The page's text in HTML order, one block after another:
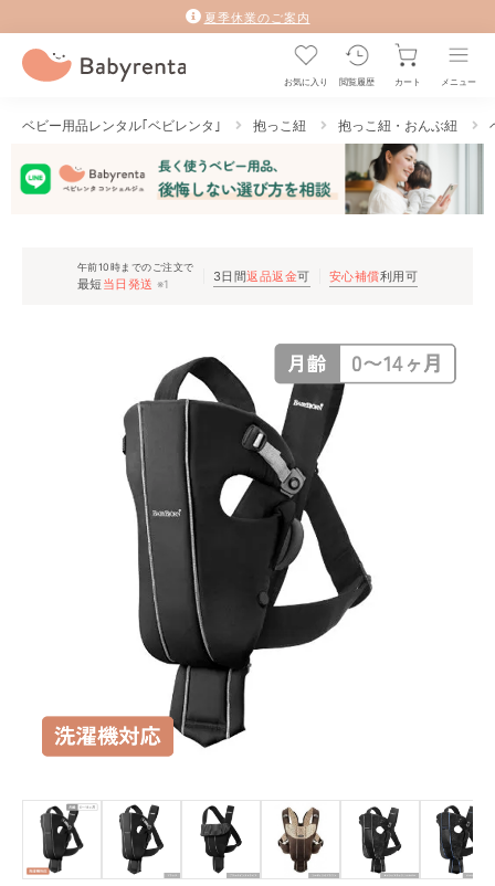
夏季休業のご案内
お気に入り 閲覧履歴 カート メニュー
ベビー用品レンタル｢ベビレンタ｣ 抱っこ紐 抱っこ紐・おんぶ紐
午前10時までのご注文で
最短 当日発送 ※1 3日間返品返金可 安心補償利用可